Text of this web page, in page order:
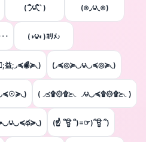
(΄◞ิ౪◟ิ‵ ) (⊙◞౪◟⊙)
･ (◑౪◐)ﾖﾘﾒ♪
益;◞≼◉ื≽◟) (◞≼◎≽◟◞౪◟◞≼◎≽◟)
(◞≼۩۞۩≽◟◞౪◟◞≼۩۞۩≽◟)
(☝ ՞ਊ ՞)=☞)՞ਊ ՞)